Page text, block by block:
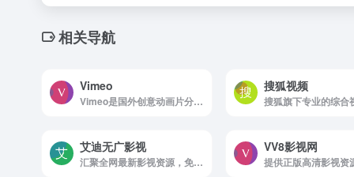
相关导航
Vimeo
Vimeo是国外创意动画片分享网站
搜狐视频
搜狐旗下专业的综合
艾迪无广影视
汇聚全网最新影视资源，免费一键保存到网盘后观看
VV8影视网
提供正版高清影视资